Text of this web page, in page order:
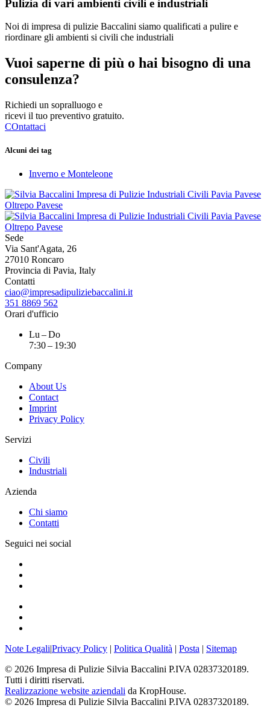
Pulizia di vari ambienti civili e industriali
Noi di impresa di pulizie Baccalini siamo qualificati a pulire e
riordinare gli ambienti si civili che industriali
Vuoi saperne di più o hai bisogno di una
consulenza?
Richiedi un sopralluogo e
ricevi il tuo preventivo gratuito.
COntattaci
Alcuni dei tag
Inverno e Monteleone
Sede
Via Sant'Agata, 26
27010 Roncaro
Provincia di Pavia, Italy
Contatti
ciao@impresadipuliziebaccalini.it
351 8869 562
Orari d'ufficio
Lu – Do
7:30 – 19:30
Company
About Us
Contact
Imprint
Privacy Policy
Servizi
Civili
Industriali
Azienda
Chi siamo
Contatti
Seguici nei social
Note Legali|Privacy Policy | Politica Qualità | Posta | Sitemap
© 2026 Impresa di Pulizie Silvia Baccalini P.IVA 02837320189.
Tutti i diritti riservati.
Realizzazione website aziendali da KropHouse.
© 2026 Impresa di Pulizie Silvia Baccalini P.IVA 02837320189.